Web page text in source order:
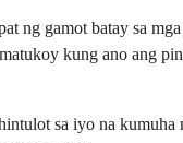
ng gamot batay sa mga
kung ano ang
sa iyo na kumuha